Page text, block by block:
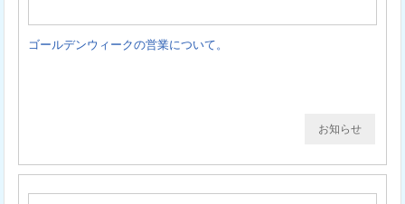
ゴールデンウィークの営業について。
お知らせ